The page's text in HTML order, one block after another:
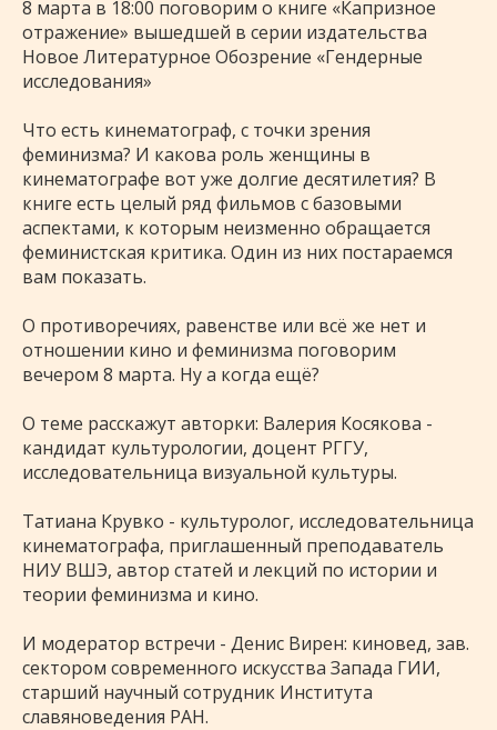
8 марта в 18:00 поговорим о книге «Капризное
отражение» вышедшей в серии издательства
Новое Литературное Обозрение «Гендерные
исследования»
Что есть кинематограф, с точки зрения
феминизма? И какова роль женщины в
кинематографе вот уже долгие десятилетия? В
книге есть целый ряд фильмов с базовыми
аспектами, к которым неизменно обращается
феминистская критика. Один из них постараемся
вам показать.
О противоречиях, равенстве или всё же нет и
отношении кино и феминизма поговорим
вечером 8 марта. Ну а когда ещё?
О теме расскажут авторки: Валерия Косякова -
кандидат культурологии, доцент РГГУ,
исследовательница визуальной культуры.
Татиана Крувко - культуролог, исследовательница
кинематографа, приглашенный преподаватель
НИУ ВШЭ, автор статей и лекций по истории и
теории феминизма и кино.
И модератор встречи - Денис Вирен: киновед, зав.
сектором современного искусства Запада ГИИ,
старший научный сотрудник Института
славяноведения РАН.